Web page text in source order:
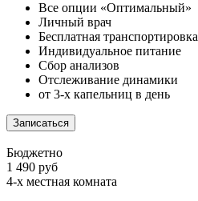
Все опции «Оптимальный»
Личный врач
Бесплатная транспортировка
Индивидуальное питание
Сбор анализов
Отслеживание динамики
от 3-х капельниц в день
Записаться
Бюджетно
1 490 руб
4-х местная комната